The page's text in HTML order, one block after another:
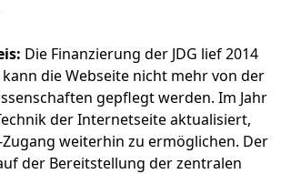
Die Finanzierung der JDG lief 2014
die Webseite nicht mehr von der
gepflegt werden. Im Jahr
der Internetseite aktualisiert,
weiterhin zu ermöglichen. Der
der Bereitstellung der zentralen